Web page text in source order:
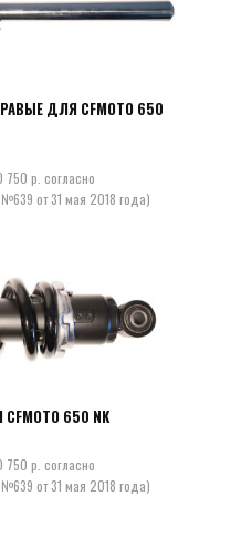
ДЛЯ CFMOTO 650
650 NK